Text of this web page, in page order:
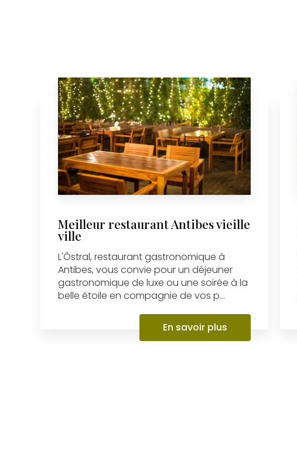
Meilleur restaurant Antibes vieille
ville
L'Ôstral, restaurant gastronomique à
Antibes, vous convie pour un déjeuner
gastronomique de luxe ou une soirée à la
belle étoile en compagnie de vos p...
En savoir plus